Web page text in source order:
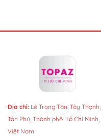
Địa chỉ: Lê Trọng Tấn, Tây Thạnh,
Tân Phú, Thành phố Hồ Chí Minh,
Việt Nam